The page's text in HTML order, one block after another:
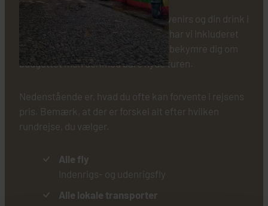
Du får selv lov til at betale dine souvenirs og din drink i
baren efter en lang dag, men ellers har vi inkluderet
rigtig meget for dig, så du ikke skal bekymre dig om
budgettet men derimod bare nyde turen.
Nedenstående er, hvad du ofte kan forvente i rejsens
pris. Bemærk, at der er forskel alt efter hvilken
rundrejse, du vælger.
Alle fly
Indenrigs- og udenrigsfly
Alle lokale transporter